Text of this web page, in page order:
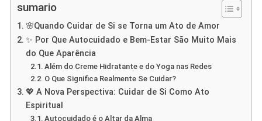
sumario
🌸Quando Cuidar de Si se Torna um Ato de Amor
✨ Por Que Autocuidado e Bem-Estar São Muito Mais
do Que Aparência
Além do Creme Hidratante e do Yoga nas Redes
O Que Significa Realmente Se Cuidar?
💖 A Nova Perspectiva: Cuidar de Si Como Ato
Espiritual
Autocuidado é o Altar da Alma